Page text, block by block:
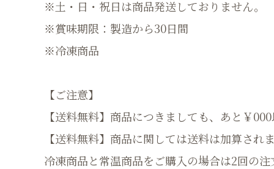
※土・日・祝日は商品発送しておりません。
※賞味期限：製造から30日間
※冷凍商品
【ご注意】
【送料無料】商品につきましても、あと￥
【送料無料】商品に関しては送料は加算され
冷凍商品と常温商品をご購入の場合は2回の注